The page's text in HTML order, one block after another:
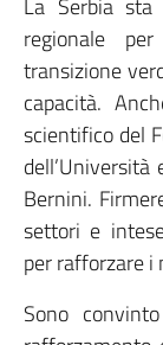
La Serbia sta
regionale
transizione
capacità.
scientifico del
Bernini.
settori e
per rafforzare i
Sono